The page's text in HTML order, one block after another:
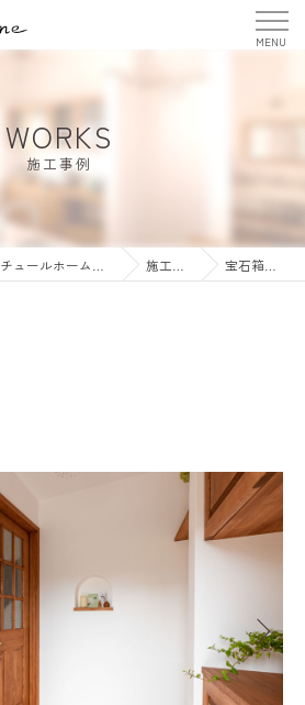
WORKS
施工事例
施工事例 宝石箱の家